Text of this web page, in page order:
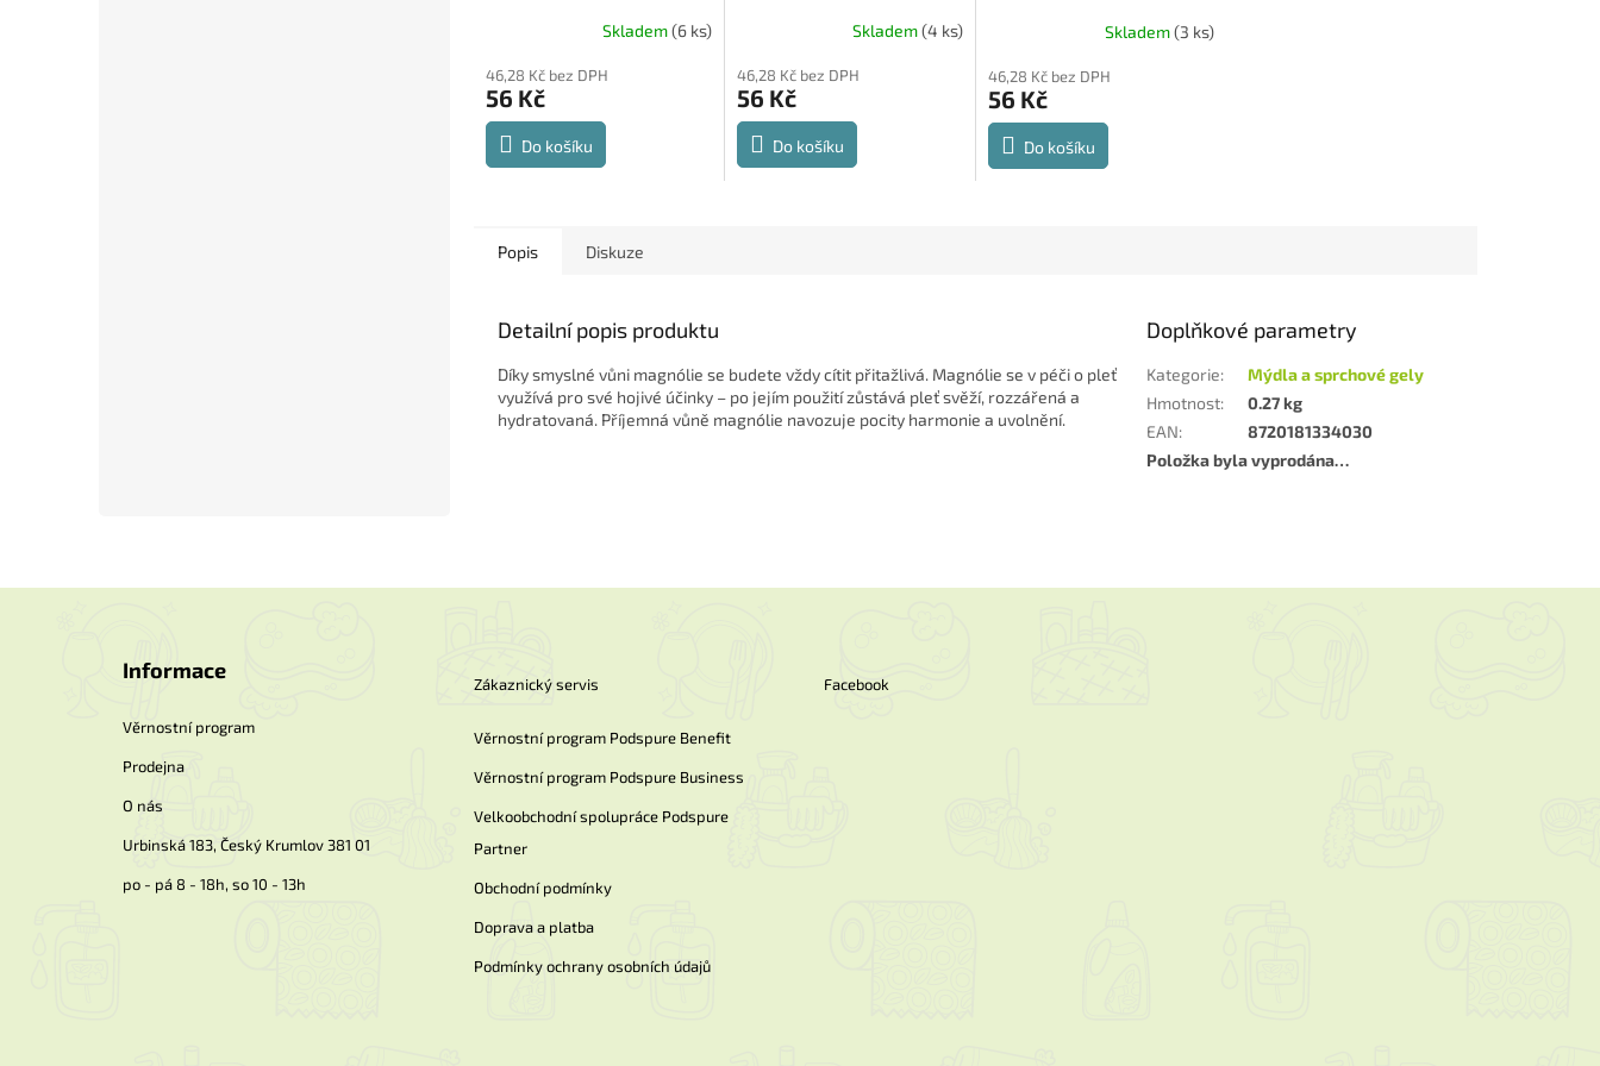
Skladem(6 ks)
46,28 Kč bez DPH
56 Kč
Do košíku
Skladem(4 ks)
46,28 Kč bez DPH
56 Kč
Do košíku
Skladem(3 ks)
46,28 Kč bez DPH
56 Kč
Do košíku
Popis Diskuze
Detailní popis produktu
Díky smyslné vůni magnólie se budete vždy cítit přitažlivá. Magnólie se v péči o pleť
využívá pro své hojivé účinky – po jejím použití zůstává pleť svěží, rozzářená a
hydratovaná. Příjemná vůně magnólie navozuje pocity harmonie a uvolnění.
Doplňkové parametry
Kategorie:
Mýdla a sprchové gely
Hmotnost:
0.27 kg
EAN:
8720181334030
Položka byla vyprodána…
Informace
Věrnostní program
Prodejna
O nás
Urbinská 183, Český Krumlov 381 01
po - pá 8 - 18h, so 10 - 13h
Zákaznický servis
Věrnostní program Podspure Benefit
Věrnostní program Podspure Business
Velkoobchodní spolupráce Podspure
Partner
Obchodní podmínky
Doprava a platba
Podmínky ochrany osobních údajů
Facebook